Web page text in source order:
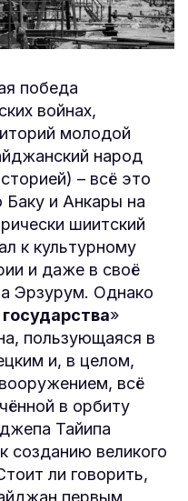
победа
войнах,
молодой
народ
– всё это
и Анкары на
шиитский
к культурному
и даже в своё
Эрзурум. Однако
»
пользующаяся в
и, в целом,
всё
в орбиту
Тайипа
созданию великого
ли говорить,
первым